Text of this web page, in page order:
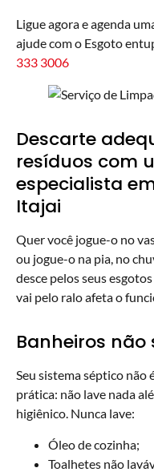
Ligue agora e agenda
ajude com o Esgoto
333 3006
Descarte
resíduos com
especialista
Itajai
Quer você jogue-o no
ou jogue-o na pia, no
desce pelos seus
vai pelo ralo afeta o
Banheiros não
Seu sistema séptico não
prática: não lave nada
higiênico. Nunca lave:
Óleo de cozinha;
Toalhetes não